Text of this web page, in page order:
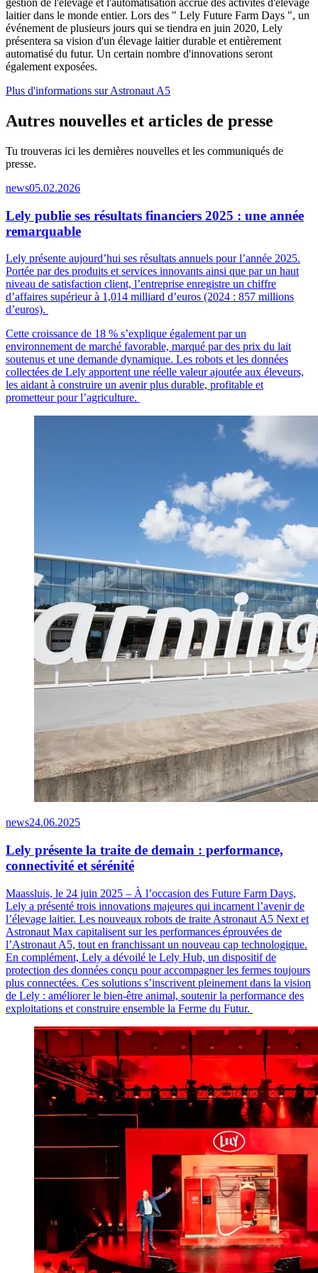
gestion de l'élevage et l'automatisation accrue des activités d'élevage
laitier dans le monde entier. Lors des " Lely Future Farm Days ", un
événement de plusieurs jours qui se tiendra en juin 2020, Lely
présentera sa vision d'un élevage laitier durable et entièrement
automatisé du futur. Un certain nombre d'innovations seront
également exposées.
Plus d'informations sur Astronaut A5
Autres nouvelles et articles de presse
Tu trouveras ici les dernières nouvelles et les communiqués de
presse.
news05.02.2026
Lely publie ses résultats financiers 2025 : une année
remarquable
Lely présente aujourd’hui ses résultats annuels pour l’année 2025.
Portée par des produits et services innovants ainsi que par un haut
niveau de satisfaction client, l’entreprise enregistre un chiffre
d’affaires supérieur à 1,014 milliard d’euros (2024 : 857 millions
d’euros).
Cette croissance de 18 % s’explique également par un
environnement de marché favorable, marqué par des prix du lait
soutenus et une demande dynamique. Les robots et les données
collectées de Lely apportent une réelle valeur ajoutée aux éleveurs,
les aidant à construire un avenir plus durable, profitable et
prometteur pour l’agriculture.
news24.06.2025
Lely présente la traite de demain : performance,
connectivité et sérénité
Maassluis, le 24 juin 2025 – À l’occasion des Future Farm Days,
Lely a présenté trois innovations majeures qui incarnent l’avenir de
l’élevage laitier. Les nouveaux robots de traite Astronaut A5 Next et
Astronaut Max capitalisent sur les performances éprouvées de
l’Astronaut A5, tout en franchissant un nouveau cap technologique.
En complément, Lely a dévoilé le Lely Hub, un dispositif de
protection des données conçu pour accompagner les fermes toujours
plus connectées. Ces solutions s’inscrivent pleinement dans la vision
de Lely : améliorer le bien-être animal, soutenir la performance des
exploitations et construire ensemble la Ferme du Futur.